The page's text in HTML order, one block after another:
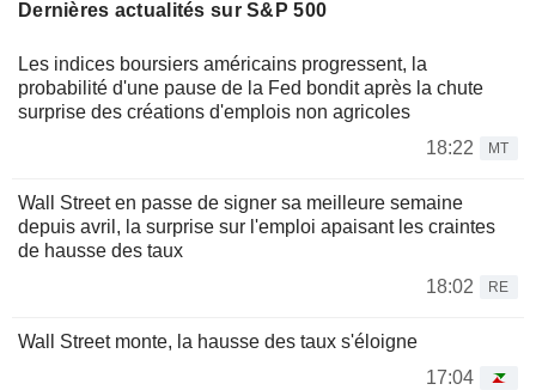
Dernières actualités sur S&P 500
Les indices boursiers américains progressent, la
probabilité d'une pause de la Fed bondit après la chute
surprise des créations d'emplois non agricoles
18:22
MT
Wall Street en passe de signer sa meilleure semaine
depuis avril, la surprise sur l'emploi apaisant les craintes
de hausse des taux
18:02
RE
Wall Street monte, la hausse des taux s'éloigne
17:04